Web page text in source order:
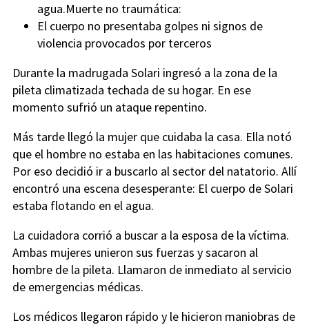
agua.Muerte no traumática:
El cuerpo no presentaba golpes ni signos de
violencia provocados por terceros
Durante la madrugada Solari ingresó a la zona de la
pileta climatizada techada de su hogar. En ese
momento sufrió un ataque repentino.
Más tarde llegó la mujer que cuidaba la casa. Ella notó
que el hombre no estaba en las habitaciones comunes.
Por eso decidió ir a buscarlo al sector del natatorio. Allí
encontró una escena desesperante: El cuerpo de Solari
estaba flotando en el agua.
La cuidadora corrió a buscar a la esposa de la víctima.
Ambas mujeres unieron sus fuerzas y sacaron al
hombre de la pileta. Llamaron de inmediato al servicio
de emergencias médicas.
Los médicos llegaron rápido y le hicieron maniobras de